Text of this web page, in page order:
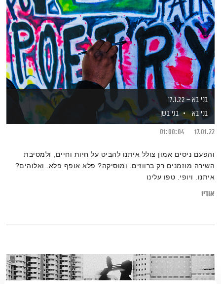
בני בא – 17.1.22
בני בא
בני בשן
17.01.22
01:00:04
והפעם ניסים אמון צולל איתנו להביט על חיות וחיים, ולמסיבת
השירה מוזמנים רק ברווזים. ומוסיקה? פלא אופף פלא. ואלוהים?
איתנו. ויופי. טפו עלינו
אודיו